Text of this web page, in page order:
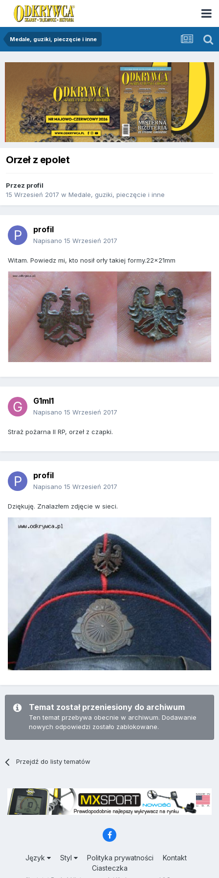
Medale, guziki, pieczęcie i inne
Orzeł z epolet
Przez profil
15 Wrzesień 2017 w Medale, guziki, pieczęcie i inne
profil
Napisano 15 Wrzesień 2017
Witam. Powiedz mi, kto nosił orły takiej formy.22x21mm
G1ml1
Napisano 15 Wrzesień 2017
Straż pożarna II RP, orzeł z czapki.
profil
Napisano 15 Wrzesień 2017
Dziękuję. Znalazłem zdjęcie w sieci.
Temat został przeniesiony do archiwum
Ten temat przebywa obecnie w archiwum. Dodawanie
nowych odpowiedzi zostało zablokowane.
Przejdź do listy tematów
Język Styl Polityka prywatności
Kontakt
Ciasteczka